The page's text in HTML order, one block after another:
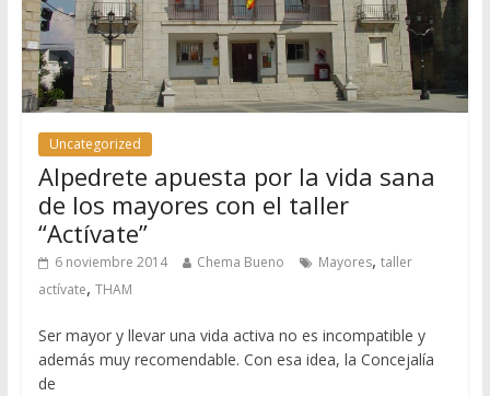
Uncategorized
Alpedrete apuesta por la vida sana
de los mayores con el taller
“Actívate”
6 noviembre 2014 Chema Bueno Mayores, taller
actívate, THAM
Ser mayor y llevar una vida activa no es incompatible y
además muy recomendable. Con esa idea, la Concejalía
de